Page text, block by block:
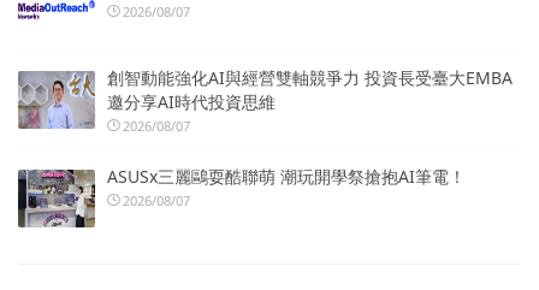
2026/08/07
創智動能強化AI與經營雙軸競爭力 投資長受臺大EMBA
邀分享AI時代投資思維
2026/08/07
ASUSx三麗鷗耍酷聯萌 潮玩開學祭搶抱AI筆電！
2026/08/07